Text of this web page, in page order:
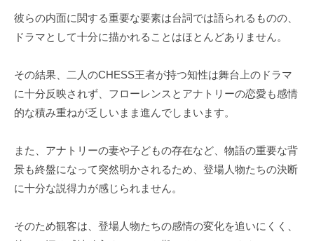
彼らの内面に関する重要な要素は台詞では語られるものの、
ドラマとして十分に描かれることはほとんどありません。
その結果、二人のCHESS王者が持つ知性は舞台上のドラマ
に十分反映されず、フローレンスとアナトリーの恋愛も感情
的な積み重ねが乏しいまま進んでしまいます。
また、アナトリーの妻や子どもの存在など、物語の重要な背
景も終盤になって突然明かされるため、登場人物たちの決断
に十分な説得力が感じられません。
そのため観客は、登場人物たちの感情の変化を追いにくく、